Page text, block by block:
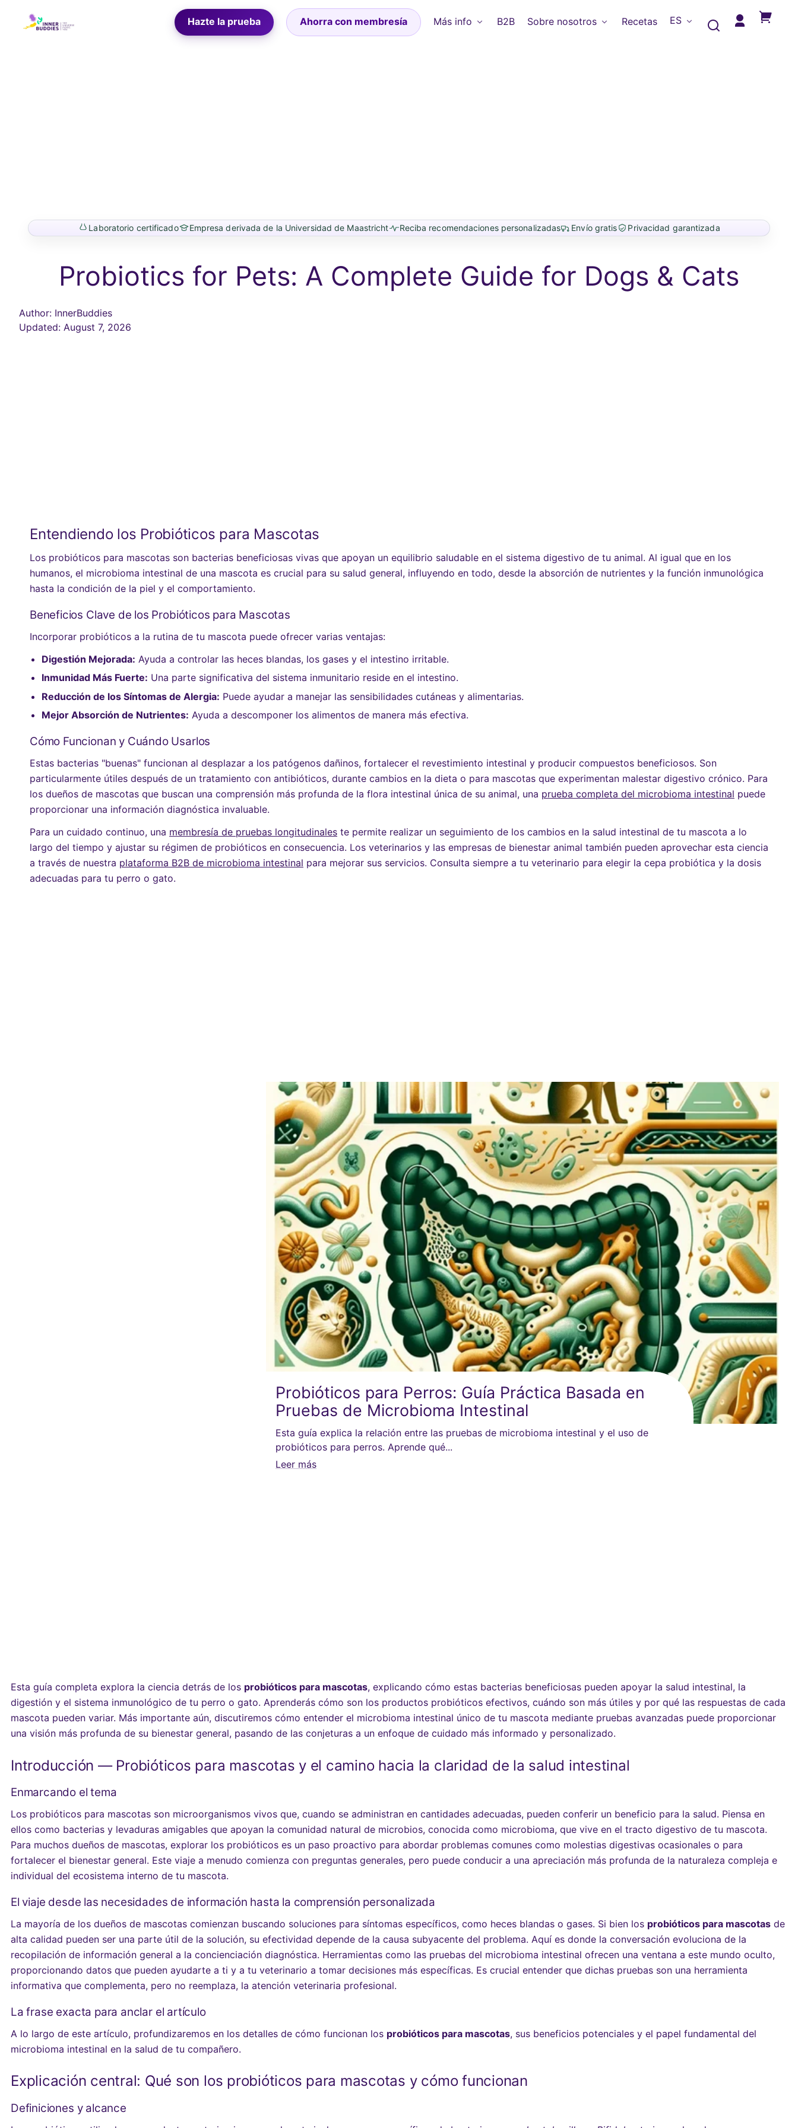
contenidoInnerBuddies Hazte la prueba Ahorra con membresía Más info B2B Sobre nosotros Recetas ES
Iniciar
Laboratorio certificado Empresa derivada de la Universidad de Maastricht Reciba recomendaciones personalizadas Envío gratis Privacidad garantizada
Probiotics for Pets: A Complete Guide for Dogs & Cats
Author: InnerBuddies
Updated: August 7, 2026
Entendiendo los Probióticos para Mascotas
Los probióticos para mascotas son bacterias beneficiosas vivas que apoyan un equilibrio saludable en el sistema digestivo de tu animal. Al igual que en los
humanos, el microbioma intestinal de una mascota es crucial para su salud general, influyendo en todo, desde la absorción de nutrientes y la función inmunológica
hasta la condición de la piel y el comportamiento.
Beneficios Clave de los Probióticos para Mascotas
Incorporar probióticos a la rutina de tu mascota puede ofrecer varias ventajas:
Digestión Mejorada: Ayuda a controlar las heces blandas, los gases y el intestino irritable.
Inmunidad Más Fuerte: Una parte significativa del sistema inmunitario reside en el intestino.
Reducción de los Síntomas de Alergia: Puede ayudar a manejar las sensibilidades cutáneas y alimentarias.
Mejor Absorción de Nutrientes: Ayuda a descomponer los alimentos de manera más efectiva.
Cómo Funcionan y Cuándo Usarlos
Estas bacterias "buenas" funcionan al desplazar a los patógenos dañinos, fortalecer el revestimiento intestinal y producir compuestos beneficiosos. Son
particularmente útiles después de un tratamiento con antibióticos, durante cambios en la dieta o para mascotas que experimentan malestar digestivo crónico. Para
los dueños de mascotas que buscan una comprensión más profunda de la flora intestinal única de su animal, una prueba completa del microbioma intestinal puede
proporcionar una información diagnóstica invaluable.
Para un cuidado continuo, una membresía de pruebas longitudinales te permite realizar un seguimiento de los cambios en la salud intestinal de tu mascota a lo
largo del tiempo y ajustar su régimen de probióticos en consecuencia. Los veterinarios y las empresas de bienestar animal también pueden aprovechar esta ciencia
a través de nuestra plataforma B2B de microbioma intestinal para mejorar sus servicios. Consulta siempre a tu veterinario para elegir la cepa probiótica y la dosis
adecuadas para tu perro o gato.
Probióticos para Perros: Guía Práctica Basada en
Pruebas de Microbioma Intestinal
Esta guía explica la relación entre las pruebas de microbioma intestinal y el uso de
probióticos para perros. Aprende qué...
Leer más
Esta guía completa explora la ciencia detrás de los probióticos para mascotas, explicando cómo estas bacterias beneficiosas pueden apoyar la salud intestinal, la
digestión y el sistema inmunológico de tu perro o gato. Aprenderás cómo son los productos probióticos efectivos, cuándo son más útiles y por qué las respuestas de cada
mascota pueden variar. Más importante aún, discutiremos cómo entender el microbioma intestinal único de tu mascota mediante pruebas avanzadas puede proporcionar
una visión más profunda de su bienestar general, pasando de las conjeturas a un enfoque de cuidado más informado y personalizado.
Introducción — Probióticos para mascotas y el camino hacia la claridad de la salud intestinal
Enmarcando el tema
Los probióticos para mascotas son microorganismos vivos que, cuando se administran en cantidades adecuadas, pueden conferir un beneficio para la salud. Piensa en
ellos como bacterias y levaduras amigables que apoyan la comunidad natural de microbios, conocida como microbioma, que vive en el tracto digestivo de tu mascota.
Para muchos dueños de mascotas, explorar los probióticos es un paso proactivo para abordar problemas comunes como molestias digestivas ocasionales o para
fortalecer el bienestar general. Este viaje a menudo comienza con preguntas generales, pero puede conducir a una apreciación más profunda de la naturaleza compleja e
individual del ecosistema interno de tu mascota.
El viaje desde las necesidades de información hasta la comprensión personalizada
La mayoría de los dueños de mascotas comienzan buscando soluciones para síntomas específicos, como heces blandas o gases. Si bien los probióticos para mascotas de
alta calidad pueden ser una parte útil de la solución, su efectividad depende de la causa subyacente del problema. Aquí es donde la conversación evoluciona de la
recopilación de información general a la concienciación diagnóstica. Herramientas como las pruebas del microbioma intestinal ofrecen una ventana a este mundo oculto,
proporcionando datos que pueden ayudarte a ti y a tu veterinario a tomar decisiones más específicas. Es crucial entender que dichas pruebas son una herramienta
informativa que complementa, pero no reemplaza, la atención veterinaria profesional.
La frase exacta para anclar el artículo
A lo largo de este artículo, profundizaremos en los detalles de cómo funcionan los probióticos para mascotas, sus beneficios potenciales y el papel fundamental del
microbioma intestinal en la salud de tu compañero.
Explicación central: Qué son los probióticos para mascotas y cómo funcionan
Definiciones y alcance